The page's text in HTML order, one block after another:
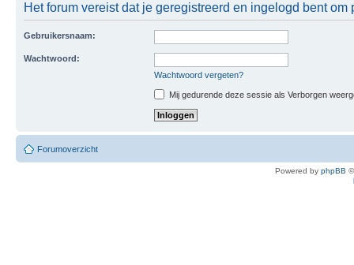
Het forum vereist dat je geregistreerd en ingelogd bent om
Gebruikersnaam:
Wachtwoord:
Wachtwoord vergeten?
Mij gedurende deze sessie als Verborgen
Forumoverzicht
Powered by phpBB